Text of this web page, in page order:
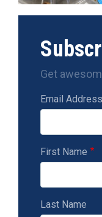
Get
Email Address
First Name
Last Name